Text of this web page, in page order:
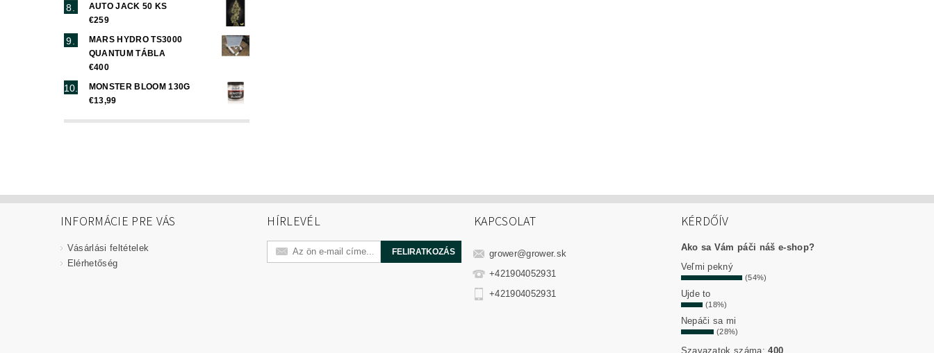
AUTO JACK 50 KS
€259
MARS HYDRO TS3000
QUANTUM TÁBLA
€400
MONSTER BLOOM 130G
€13,99
INFORMÁCIE PRE VÁS
Vásárlási feltételek
Elérhetőség
HÍRLEVÉL KAPCSOLAT
grower@grower.sk
+421904052931
+421904052931
KÉRDŐÍV
Ako sa Vám páči náš e-shop?
Veľmi pekný
(54%)
Ujde to
(18%)
Nepáči sa mi
(28%)
Szavazatok száma:400